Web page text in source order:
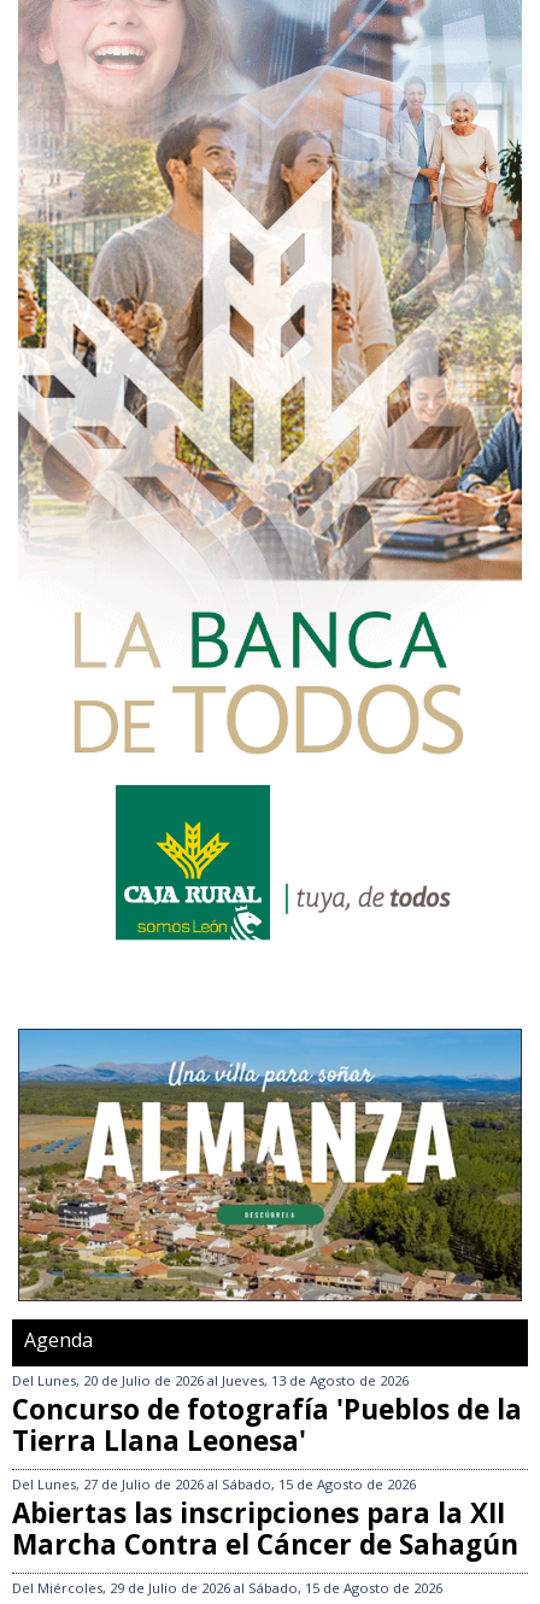
Agenda
Del Lunes, 20 de Julio de 2026 al Jueves, 13 de Agosto de 2026
Concurso de fotografía 'Pueblos de la
Tierra Llana Leonesa'
Del Lunes, 27 de Julio de 2026 al Sábado, 15 de Agosto de 2026
Abiertas las inscripciones para la XII
Marcha Contra el Cáncer de Sahagún
Del Miércoles, 29 de Julio de 2026 al Sábado, 15 de Agosto de 2026